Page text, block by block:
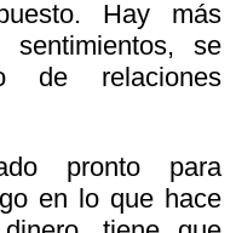
Hay más
sentimientos, se
de relaciones
pronto para
en lo que hace